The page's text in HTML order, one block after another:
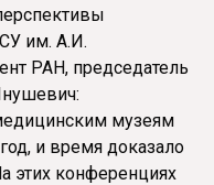
им. А.И.
РАН, председатель
музеям
и время доказало
этих конференциях